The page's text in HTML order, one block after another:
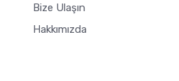
Bize Ulaşın
Hakkımızda